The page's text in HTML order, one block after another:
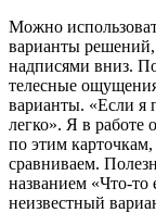
Можно
варианты решений,
надписями вниз.
телесные
варианты. «Если я
легко». Я в работе
по этим
сравниваем.
названием «Что-то
неизвестный